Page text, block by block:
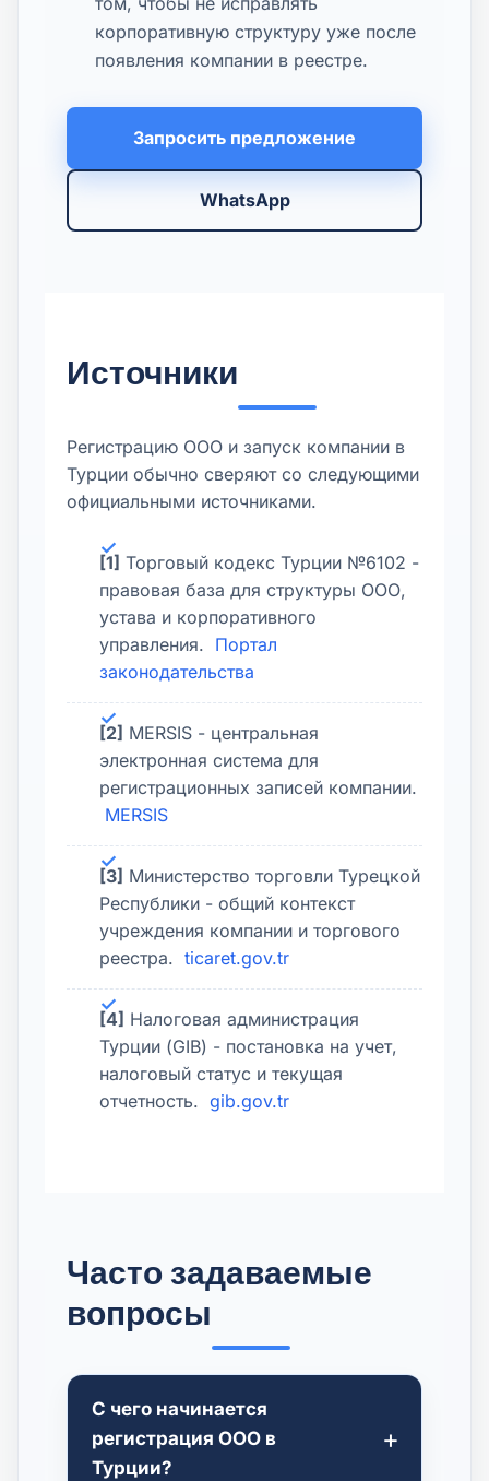
корпоративную структуру уже после
появления компании в реестре.
Запросить предложение
WhatsApp
Источники
Регистрацию ООО и запуск компании в
Турции обычно сверяют со следующими
официальными источниками.
[1] Торговый кодекс Турции №6102 -
правовая база для структуры ООО,
устава и корпоративного
управления. Портал
законодательства
[2] MERSIS - центральная
электронная система для
регистрационных записей компании.
MERSIS
[3] Министерство торговли Турецкой
Республики - общий контекст
учреждения компании и торгового
реестра. ticaret.gov.tr
[4] Налоговая администрация
Турции (GIB) - постановка на учет,
налоговый статус и текущая
отчетность. gib.gov.tr
Часто задаваемые
вопросы
С чего начинается
регистрация ООО в
Турции?